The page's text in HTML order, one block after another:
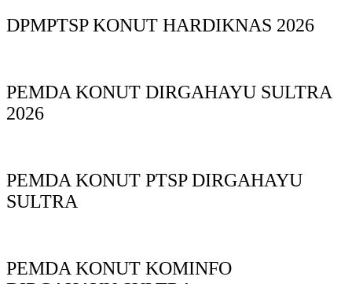
DPMPTSP KONUT HARDIKNAS 2026
PEMDA KONUT DIRGAHAYU SULTRA
2026
PEMDA KONUT PTSP DIRGAHAYU
SULTRA
PEMDA KONUT KOMINFO